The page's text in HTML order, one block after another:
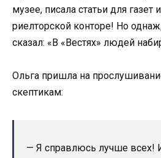
музее, писала статьи для газет
риелторской конторе! Но
сказал: «В «Вестях» людей
Ольга пришла на
скептикам:
— Я справлюсь лучше всех!